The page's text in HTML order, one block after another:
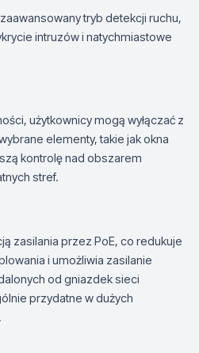
tryb detekcji ruchu,
intruzów i natychmiastowe
użytkownicy mogą wyłączać z
elementy, takie jak okna
kontrolę nad obszarem
stref.
zasilania przez PoE, co redukuje
i umożliwia zasilanie
od gniazdek sieci
przydatne w dużych